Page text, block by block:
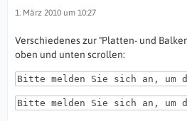
1. März 2010 um 10:27
Verschiedenes zur "Platten- und
oben und unten scrollen:
Bitte melden Sie sich an, um
Bitte melden Sie sich an, um